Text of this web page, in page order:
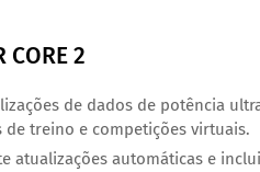
2
de dados de potência
de treino e competições virtuais.
atualizações automáticas e